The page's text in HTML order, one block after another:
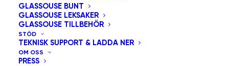
GLASSOUSE BUNT
GLASSOUSE LEKSAKER
GLASSOUSE TILLBEHÖR
STÖD
TEKNISK SUPPORT & LADDA NER
OM OSS
PRESS
Standardsortering
Sortera efter popularitet
Sortera efter pris: lågt till högt